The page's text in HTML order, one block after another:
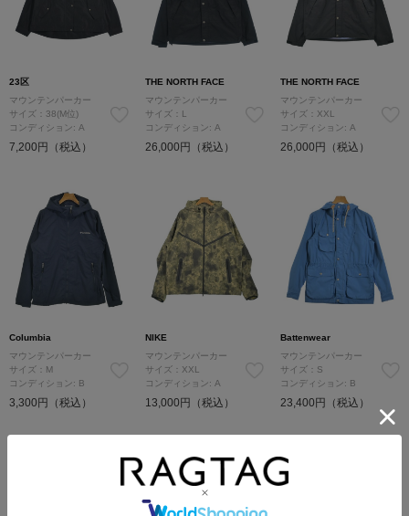
23区
マウンテンパーカー
サイズ：38(M位)
コンディション: A
7,200円（税込）
THE NORTH FACE
マウンテンパーカー
サイズ：L
コンディション: A
26,000円（税込）
THE NORTH FACE
マウンテンパーカー
サイズ：XXL
コンディション: A
26,000円（税込）
Columbia
マウンテンパーカー
サイズ：M
コンディション: B
3,300円（税込）
NIKE
マウンテンパーカー
サイズ：XXL
コンディション: A
13,000円（税込）
Battenwear
マウンテンパーカー
サイズ：S
コンディション: B
23,400円（税込）